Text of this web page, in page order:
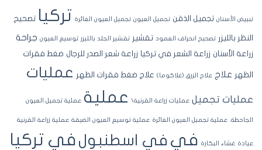
الأسنان تجميل الذقن تجميل العيون تجميل العيون الغائرة تركيا تصحيح
بالليزر تصحيح انحراف العمود تقشير تقشير الجلد بالليزر توسيع العيون جراحة
الأسنان زراعة الشعر في تركيا زراعة شعر الصدر للرجال ضغط فقرات
علاج علاج الزرق (غلاكوما) علاج ضغط فقرات الظهر عمليات
تجميل عمليات زراعة القرنية\ عملية عملية تجميل العيون
عملية تجميل العيون الغائرة عملية توسيع العيون الضيقة عملية زراعة القرنية
غشاء البكارة فيفي اسطنبولفي تركيا